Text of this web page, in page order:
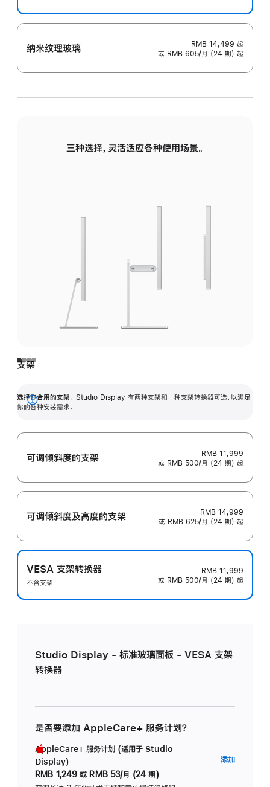
纳米纹理玻璃 RMB 14,499 起
或 RMB 605/月 (24 期) 起
三种选择，灵活适应各种使用场景。
支架
选择你合用的支架。 Studio Display 有两种支架和一种支架转换器可选，以满足
你的各种安装需求。
展
可调倾斜度的支架
RMB 11,999
或 RMB 500/月 (24 期) 起
可调倾斜度及高‍度的支‍架
RMB 14,999
或 RMB 625/月 (24 期) 起
VESA 支架转换器
不含支架
RMB 11,999
或 RMB 500/月 (24 期) 起
Studio Display - 标准玻璃面板 - VESA 支架
转换器
是否要添加 AppleCare+ 服务计划？
AppleCare+ 服务计划 (适用于 Studio
Display)
RMB 1,249 或 RMB 53/月 (24 期)
添加